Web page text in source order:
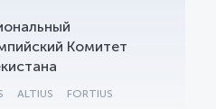
Комитет
ALTIUS FORTIUS